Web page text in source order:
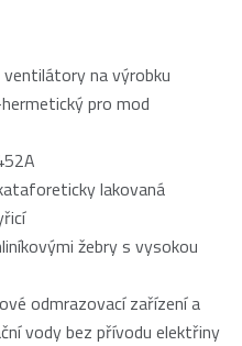
na výrobku
pro mod
lakovaná
žebry s vysokou
odmrazovací zařízení a
vody bez přívodu elektřiny